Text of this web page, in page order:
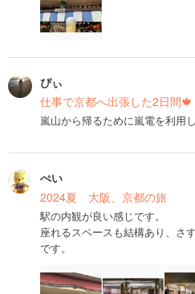
ぴぃ
仕事で京都へ出張した2日間🍁
嵐山から帰るために嵐電を利用し
ぺい
2024夏 大阪、京都の旅
駅の内観が良い感じです。
座れるスペースも結構あり、さ
です。